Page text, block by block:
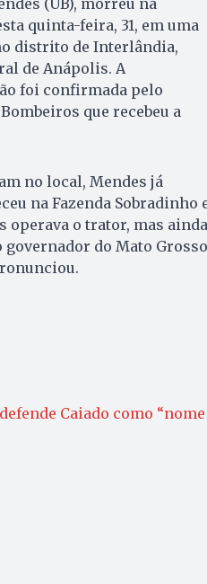
quinta-feira, 31, em uma
distrito de Interlândia,
de Anápolis. A
foi confirmada pelo
que recebeu a
no local, Mendes já
na Fazenda Sobradinho
o trator, mas ainda
governador do Mato Grosso
Caiado como “nome